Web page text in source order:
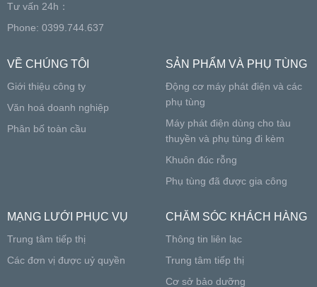
Tư vấn 24h：
Phone: 0399.744.637
VỀ CHÚNG TÔI
Giới thiệu công ty
Văn hoá doanh nghiệp
Phân bố toàn cầu
SẢN PHẨM VÀ PHỤ TÙNG
Động cơ máy phát điện và các
phụ tùng
Máy phát điện dùng cho tàu
thuyền và phụ tùng đi kèm
Khuôn đúc rỗng
Phụ tùng đã được gia công
MẠNG LƯỚI PHỤC VỤ
Trung tâm tiếp thị
Các đơn vị được uỷ quyền
CHĂM SÓC KHÁCH HÀNG
Thông tin liên lạc
Trung tâm tiếp thị
Cơ sở bảo dưỡng